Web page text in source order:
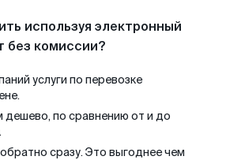
используя электронный
без комиссии?
услуги по перевозке
дешево, по сравнению от и до
сразу. Это выгоднее чем